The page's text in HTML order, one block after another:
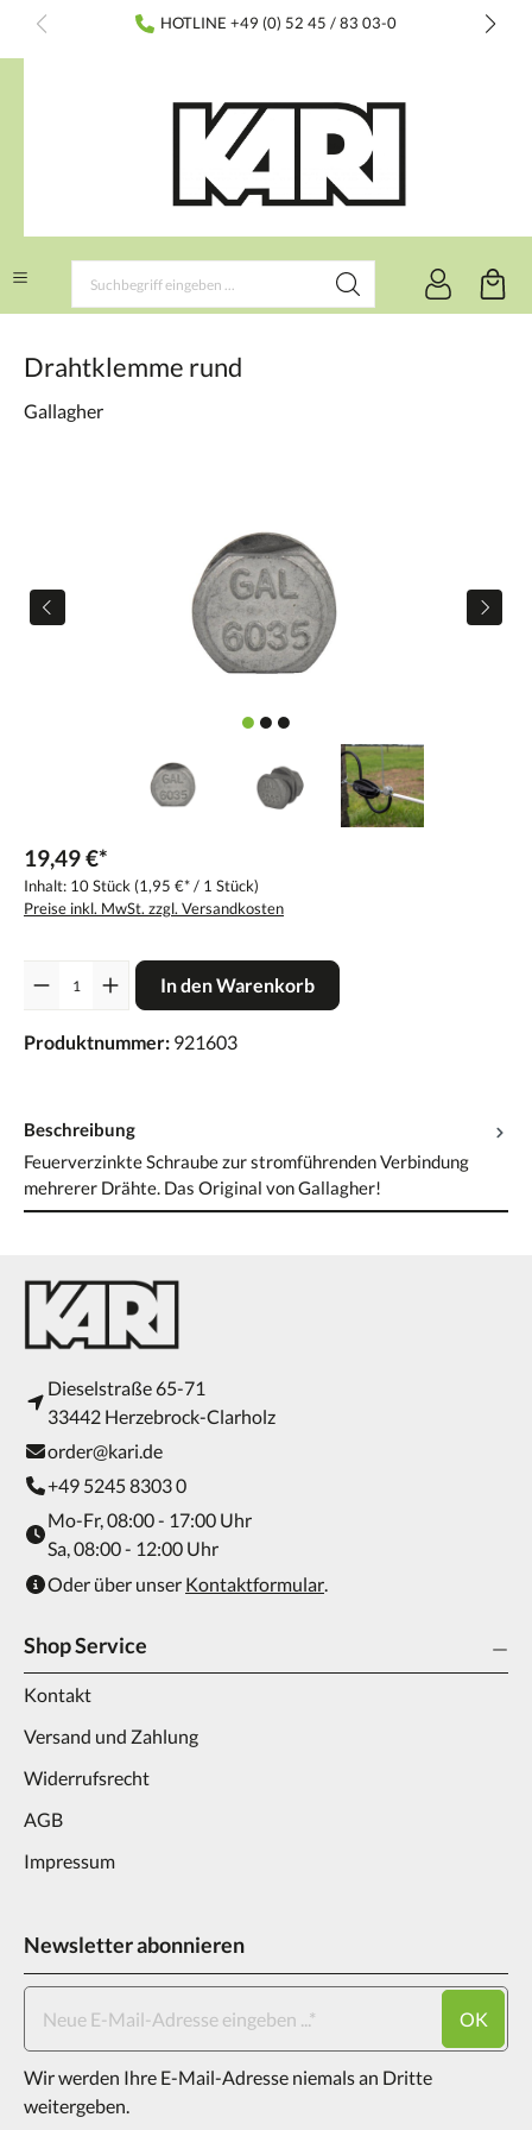
springen HOTLINE +49 (0) 52 45 / 83 03-0
Drahtklemme rund
Gallagher
19,49 €*
Inhalt: 10 Stück (1,95 €* / 1 Stück)
Preise inkl. MwSt. zzgl. Versandkosten
In den Warenkorb
Produktnummer: 921603
Beschreibung
Feuerverzinkte Schraube zur stromführenden Verbindung
mehrerer Drähte. Das Original von Gallagher!
Dieselstraße 65-71
33442 Herzebrock-Clarholz
order@kari.de
+49 5245 8303 0
Mo-Fr, 08:00 - 17:00 Uhr
Sa, 08:00 - 12:00 Uhr
Oder über unser Kontaktformular.
Shop Service
Kontakt
Versand und Zahlung
Widerrufsrecht
AGB
Impressum
Newsletter abonnieren
OK
Wir werden Ihre E-Mail-Adresse niemals an Dritte
weitergeben.